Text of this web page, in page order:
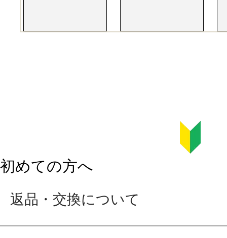
初めての方へ
返品・交換について